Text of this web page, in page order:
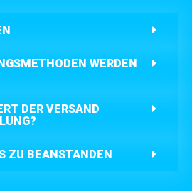
WERDEN
DER VERSAND
ZU BEANSTANDEN